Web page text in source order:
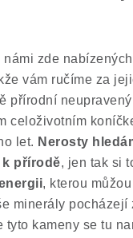
námi zde
vám ručíme za
přírodní
celoživotním
let. Nerosty
přírodě, jen tak si
, kterou
minerály pocházejí
tyto kameny se tu